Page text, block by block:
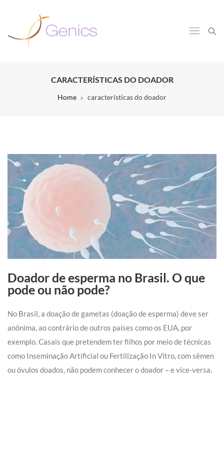
CARACTERÍSTICAS DO DOADOR
Home características do doador
Doador de esperma no Brasil. O que
pode ou não pode?
No Brasil, a doação de gametas (doação de esperma) deve ser
anônima, ao contrário de outros países como os EUA, por
exemplo. Casais que pretendem ter filhos por meio de técnicas
como Inseminação Artificial ou Fertilização In Vitro, com sêmen
ou óvulos doados, não podem conhecer o doador – e vice-versa.